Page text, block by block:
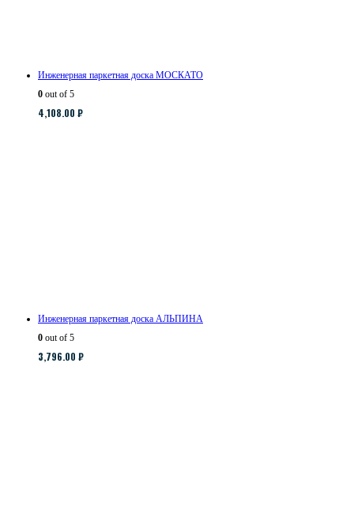
Инженерная паркетная доска МОСКАТО
0 out of 5
4,108.00 ₽
Инженерная паркетная доска АЛЬПИНА
0 out of 5
3,796.00 ₽